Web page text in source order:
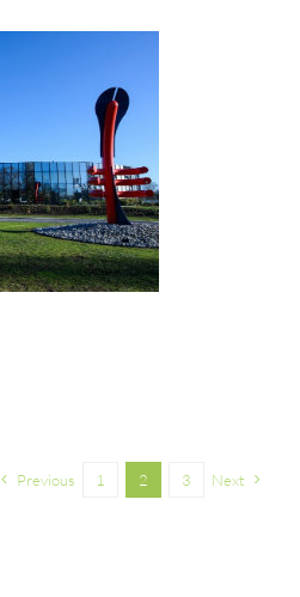
Previous 1 2 3 Next